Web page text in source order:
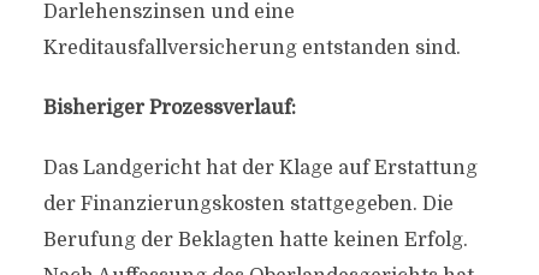
Darlehenszinsen und eine
Kreditausfallversicherung entstanden sind.
Bisheriger Prozessverlauf:
Das Landgericht hat der Klage auf Erstattung
der Finanzierungskosten stattgegeben. Die
Berufung der Beklagten hatte keinen Erfolg.